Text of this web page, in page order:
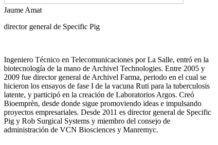
Jaume Amat
director general de Specific Pig
Ingeniero Técnico en Telecomunicaciones por La Salle, entró en la
biotecnología de la mano de Archivel Technologies. Entre 2005 y
2009 fue director general de Archivel Farma, periodo en el cual se
hicieron los ensayos de fase I de la vacuna Ruti para la tuberculosis
latente, y participó en la creación de Laboratorios Argos. Creó
Bioemprèn, desde donde sigue promoviendo ideas e impulsando
proyectos empresariales. Desde 2011 es director general de Specific
Pig y Rob Surgical Systems y miembro del consejo de
administración de VCN Biosciences y Manremyc.